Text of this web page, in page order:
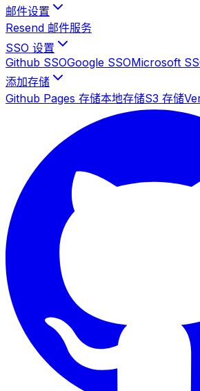
邮件设置
Resend 邮件服务
SSO 设置
Github SSOGoogle SSOMicrosoft
添加存储
Github Pages 存储本地存储S3 存储